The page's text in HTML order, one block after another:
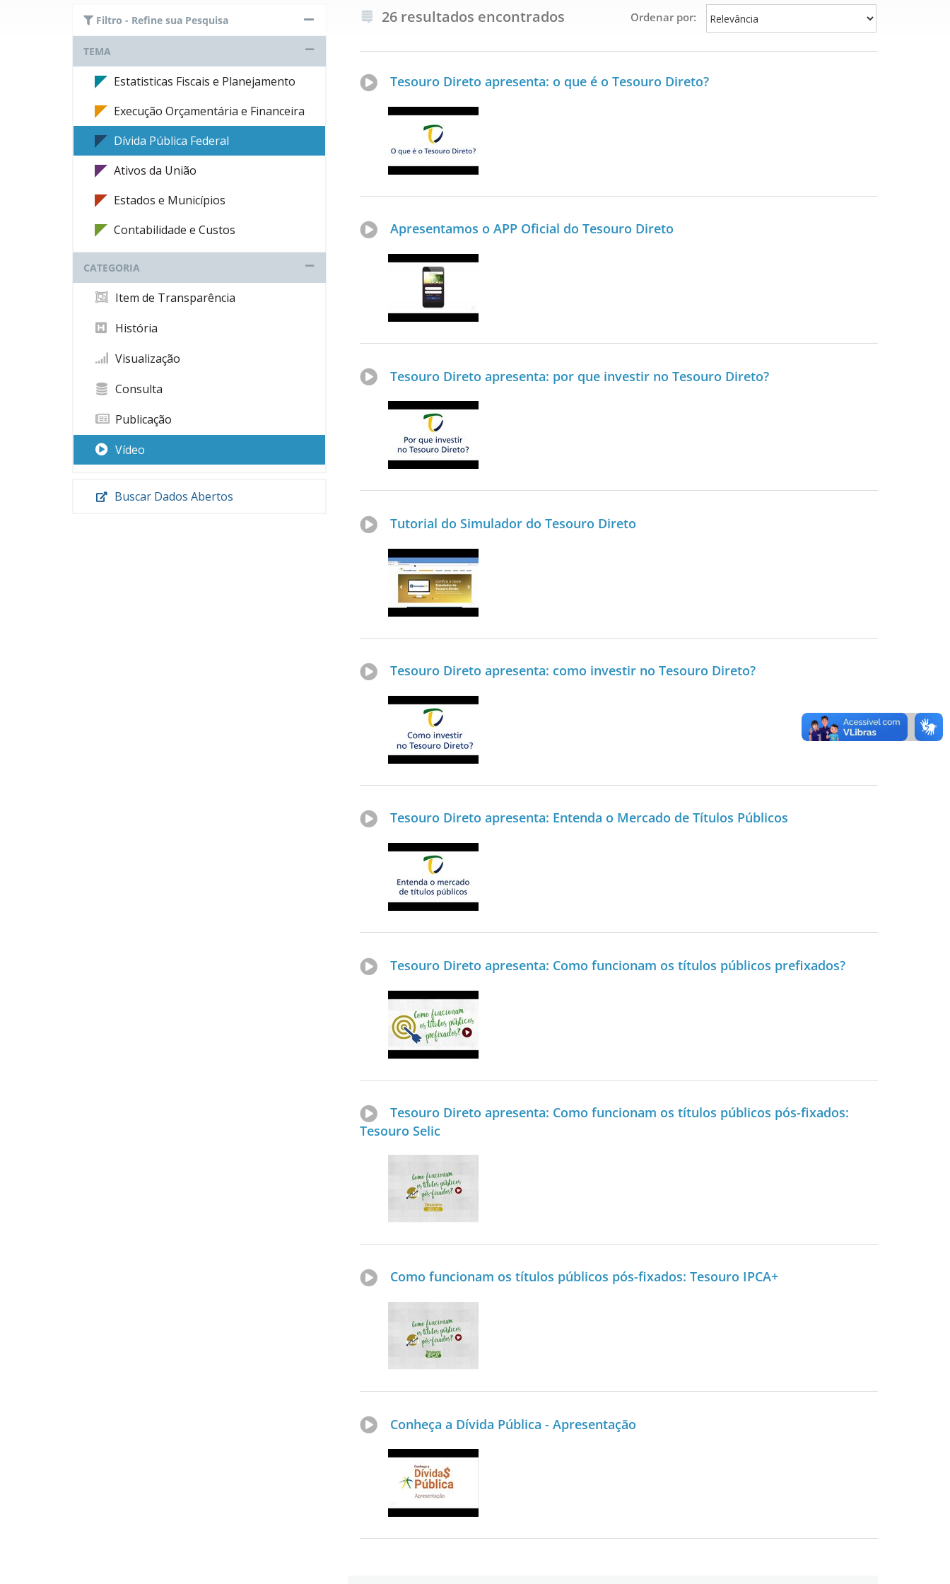
Filtro - Refine sua Pesquisa
TEMA
Estatisticas Fiscais e Planejamento
Execução Orçamentária e Financeira
Dívida Pública Federal
Ativos da União
Estados e Municípios
Contabilidade e Custos
CATEGORIA
Item de Transparência
História
Visualização
Consulta
Publicação
Vídeo
Buscar Dados Abertos
26 resultados encontrados Ordenar por:
Tesouro Direto apresenta: o que é o Tesouro Direto?
Apresentamos o APP Oficial do Tesouro Direto
Tesouro Direto apresenta: por que investir no Tesouro Direto?
Tutorial do Simulador do Tesouro Direto
Tesouro Direto apresenta: como investir no Tesouro Direto?
Tesouro Direto apresenta: Entenda o Mercado de Títulos Públicos
Tesouro Direto apresenta: Como funcionam os títulos públicos prefixados?
Tesouro Direto apresenta: Como funcionam os títulos públicos pós-fixados:
Tesouro Selic
Como funcionam os títulos públicos pós-fixados: Tesouro IPCA+
Conheça a Dívida Pública - Apresentação